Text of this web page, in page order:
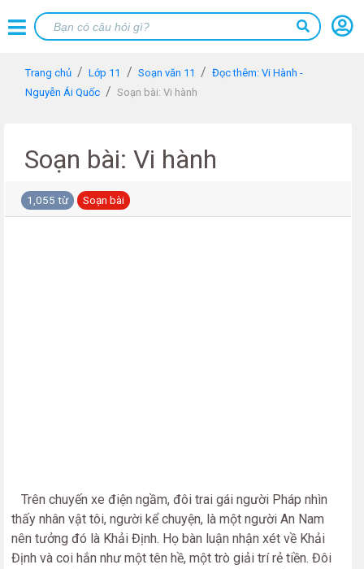
Trang chủ Lớp 11 Soạn văn 11
Đọc thêm: Vi Hành -
Nguyễn Ái Quốc
Soạn bài: Vi hành
Soạn bài: Vi hành
1,055 từ Soạn bài
Trên chuyến xe điện ngầm, đôi trai gái người Pháp nhìn
thấy nhân vật tôi, người kể chuyện, là một người An Nam
nên tưởng đó là Khải Định. Họ bàn luận nhận xét về Khải
Định và coi hắn như một tên hề, một trò giải trí rẻ tiền. Đôi